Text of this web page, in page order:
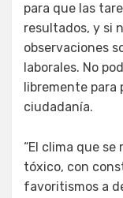
para que las
resultados, y si
observaciones
laborales. No
libremente para
ciudadanía.
“El clima que
tóxico, con
favoritismos a